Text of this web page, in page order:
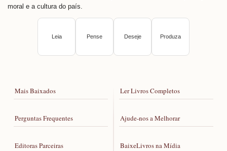
moral e a cultura do país.
Leia Pense Deseje Produza
Mais Baixados
Perguntas Frequentes
Editoras Parceiras
Ler Livros Completos
Ajude-nos a Melhorar
BaixeLivros na Mídia